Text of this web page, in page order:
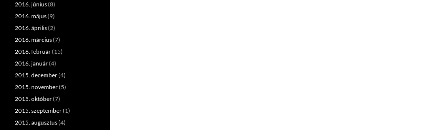
2016. június(8)
2016. május(9)
2016. április(2)
2016. március(7)
2016. február(15)
2016. január(4)
2015. december(4)
2015. november(5)
2015. október(7)
2015. szeptember(1)
2015. augusztus(4)